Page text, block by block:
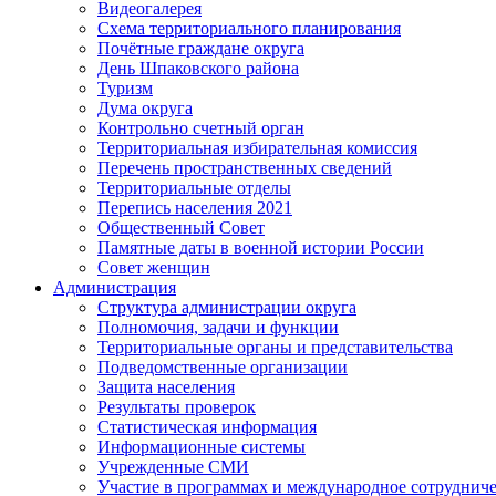
Видеогалерея
Схема территориального планирования
Почётные граждане округа
День Шпаковского района
Туризм
Дума округа
Контрольно счетный орган
Территориальная избирательная комиссия
Перечень пространственных сведений
Территориальные отделы
Перепись населения 2021
Общественный Совет
Памятные даты в военной истории России
Совет женщин
Администрация
Структура администрации округа
Полномочия, задачи и функции
Территориальные органы и представительства
Подведомственные организации
Защита населения
Результаты проверок
Статистическая информация
Информационные системы
Учрежденные СМИ
Участие в программах и международное